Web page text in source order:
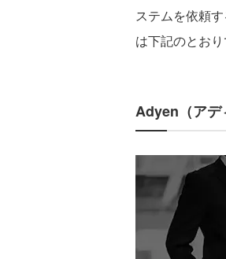
ステムを依頼
は下記のとおり
Adyen（アデ